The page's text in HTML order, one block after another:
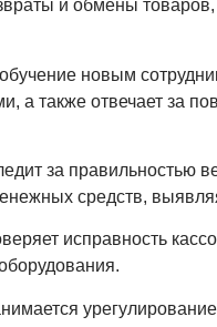
и обмены
новым
а также отвечает за
за правильностью
средств,
исправность